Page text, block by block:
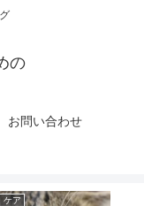
の
お問い合わせ
ケア